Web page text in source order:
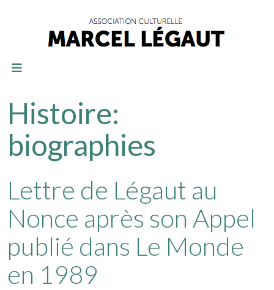
Histoire:
biographies
Lettre de Légaut au
Nonce après son Appel
publié dans Le Monde
en 1989